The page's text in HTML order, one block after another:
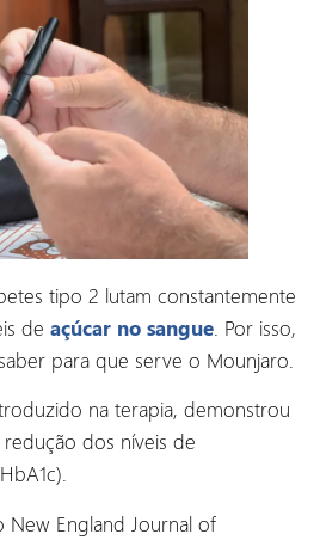
tipo 2 lutam constantemente
de açúcar no sangue. Por isso,
para que serve o Mounjaro.
na terapia, demonstrou
redução dos níveis de
New England Journal of